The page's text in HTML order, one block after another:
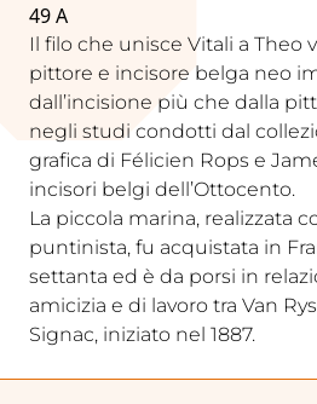
49 A
Il filo che unisce Vitali a Theo
pittore e incisore belga neo
dall’incisione più che dalla
negli studi condotti dal
grafica di Félicien Rops e
incisori belgi dell’Ottocento.
La piccola marina, realizzata
puntinista, fu acquistata in
settanta ed è da porsi in
amicizia e di lavoro tra Van
Signac, iniziato nel 1887.